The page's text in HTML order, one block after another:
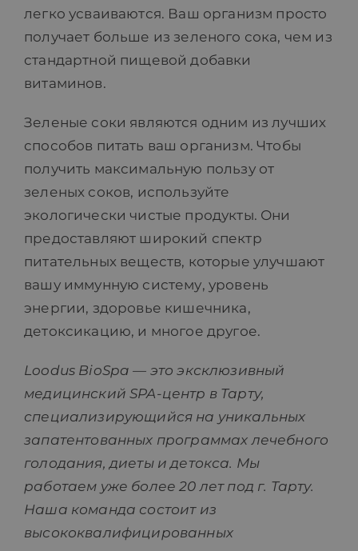
легко усваиваются. Ваш организм просто
получает больше из зеленого сока, чем из
стандартной пищевой добавки
витаминов.
Зеленые соки являются одним из лучших
способов питать ваш организм. Чтобы
получить максимальную пользу от
зеленых соков, используйте
экологически чистые продукты. Они
предоставляют широкий спектр
питательных веществ, которые улучшают
вашу иммунную систему, уровень
энергии, здоровье кишечника,
детоксикацию, и многое другое.
Loodus BioSpa — это эксклюзивный
медицинскийSPA-центр в Тарту,
специализирующийся на уникальных
запатентованных программах лечебного
голодания, диеты и ​​детокса. Мы
работаем уже более 20 лет под г. Тарту.
Наша команда состоит из
высококвалифицированных